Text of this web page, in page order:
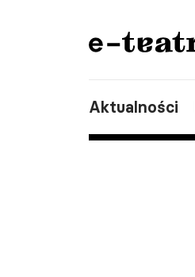
Aktualności